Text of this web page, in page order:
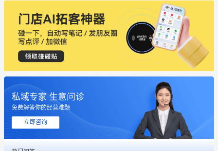
私域专家 生意问诊
免费解答你的经营难题
立即咨询
这个营销策划案例推荐大家看一下